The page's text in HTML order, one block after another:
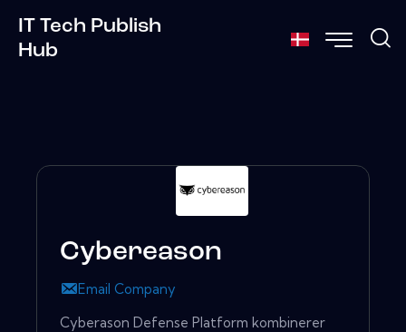
IT Tech Publish
Hub
Cybereason
Email Company
Cyberason Defense Platform kombinerer